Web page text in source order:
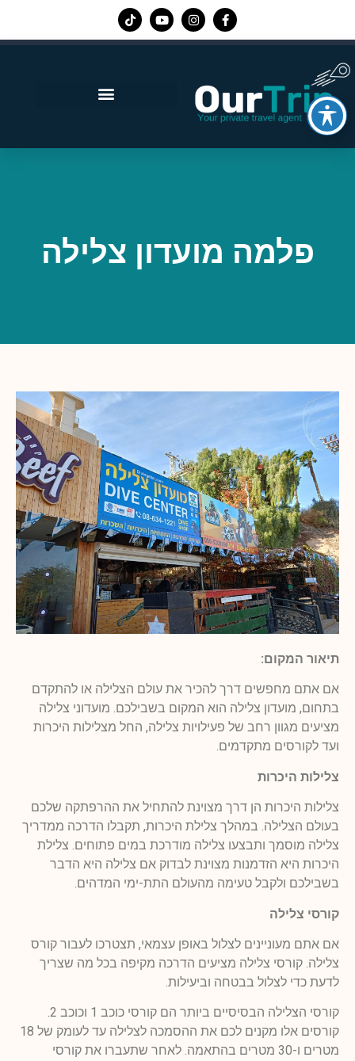
פלמה מועדון צלילה
תיאור המקום:
אם אתם מחפשים דרך להכיר את עולם הצלילה או להתקדם
בתחום, מועדון צלילה הוא המקום בשבילכם. מועדוני צלילה
מציעים מגוון רחב של פעילויות צלילה, החל מצלילות היכרות
ועד לקורסים מתקדמים.
צלילות היכרות
צלילות היכרות הן דרך מצוינת להתחיל את ההרפתקה שלכם
בעולם הצלילה. במהלך צלילת היכרות, תקבלו הדרכה ממדריך
צלילה מוסמך ותבצעו צלילה מודרכת במים פתוחים. צלילת
היכרות היא הזדמנות מצוינת לבדוק אם צלילה היא הדבר
בשבילכם ולקבל טעימה מהעולם התת-ימי המדהים.
קורסי צלילה
אם אתם מעוניינים לצלול באופן עצמאי, תצטרכו לעבור קורס
צלילה. קורסי צלילה מציעים הדרכה מקיפה בכל מה שצריך
לדעת כדי לצלול בבטחה וביעילות.
קורסי הצלילה הבסיסיים ביותר הם קורסי כוכב 1 וכוכב 2.
קורסים אלו מקנים לכם את ההסמכה לצלילה עד לעומק של 18
מטרים ו-30 מטרים בהתאמה. לאחר שתעברו את קורסי